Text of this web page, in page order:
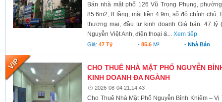
Bán nhà mặt phố 126 Vũ Trọng Phụng,
85.6m2, 8 tầng, mặt tiền 4.9m, sổ đỏ chính
thương mại, đầu tư kinh doanh Giá bán: 47
Nguyễn Việt Anh, điện thoại &...Xem tiếp
Giá:47 Tỷ - 85.6M² - Nhà Bán
CHO THUÊ NHÀ MẶT PHỐ NGUYỄN
KINH DOANH ĐA NGÀNH
2026-08-04 21:14:43
Cho Thuê Nhà Mặt Phố Nguyễn Bỉnh Khiêm –